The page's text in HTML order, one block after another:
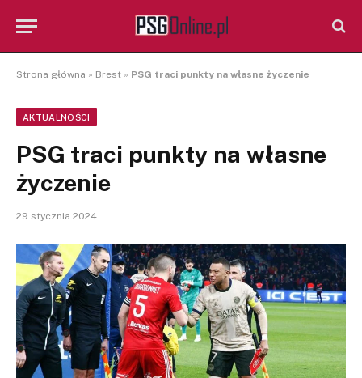
Strona główna » Brest » PSG traci punkty na własne życzenie
AKTUALNOŚCI
PSG traci punkty na własne
życzenie
29 stycznia 2024